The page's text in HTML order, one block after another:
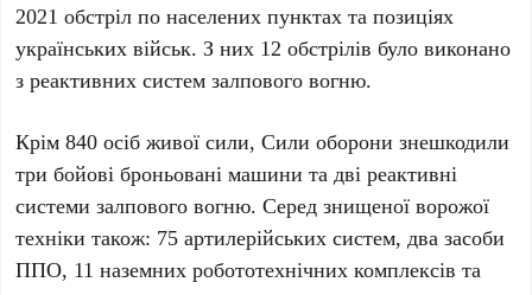
2021 обстріл по населених пунктах та позиціях
українських військ. З них 12 обстрілів було виконано
з реактивних систем залпового вогню.
Крім840 осіб живої сили, Сили оборони знешкодили
три бойові броньовані машини та дві реактивні
системи залпового вогню. Серед знищеної ворожої
техніки також: 75 артилерійських систем, два засоби
ППО, 11 наземних робототехнічних комплексів та